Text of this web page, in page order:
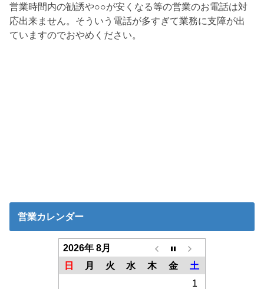
営業時間内の勧誘や○○が安くなる等の営業のお電話は対
応出来ません。そういう電話が多すぎて業務に支障が出
ていますのでおやめください。
営業カレンダー
2026年 8月
日
月 火 水 木 金
土
1